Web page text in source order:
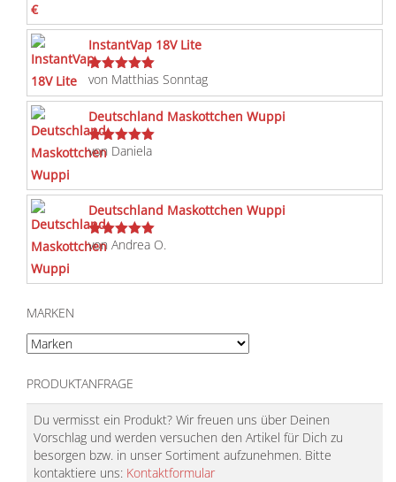
InstantVap 18V Lite
Bewertet
von Matthias Sonntag
Deutschland Maskottchen Wuppi
Bewertet
von Daniela
Deutschland Maskottchen Wuppi
Bewertet
von Andrea O.
MARKEN
PRODUKTANFRAGE
Du vermisst ein Produkt? Wir freuen uns über Deinen
Vorschlag und werden versuchen den Artikel für Dich zu
besorgen bzw. in unser Sortiment aufzunehmen. Bitte
kontaktiere uns: Kontaktformular